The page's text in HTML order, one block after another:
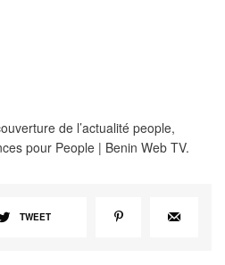
de l’actualité people,
pour People | Benin Web TV.
TWEET